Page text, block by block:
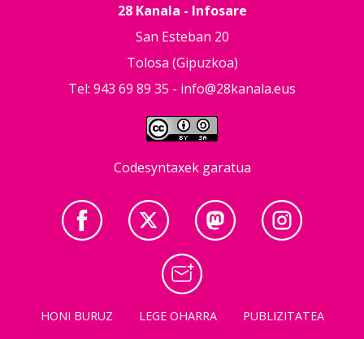
28 Kanala - Infosare
San Esteban 20
Tolosa (Gipuzkoa)
Tel: 943 69 89 35 - info@28kanala.eus
Codesyntaxek garatua
HONI BURUZ LEGE OHARRA PUBLIZITATEA